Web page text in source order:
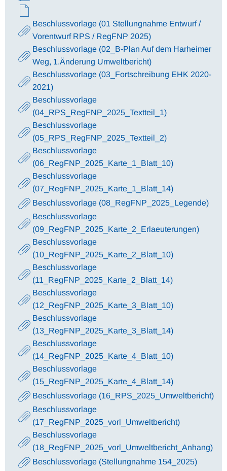
Beschlussvorlage (01 Stellungnahme Entwurf /
Vorentwurf RPS / RegFNP 2025)
Beschlussvorlage (02_B-Plan Auf dem Harheimer
Weg, 1.Änderung Umweltbericht)
Beschlussvorlage (03_Fortschreibung EHK 2020-
2021)
Beschlussvorlage
(04_RPS_RegFNP_2025_Textteil_1)
Beschlussvorlage
(05_RPS_RegFNP_2025_Textteil_2)
Beschlussvorlage
(06_RegFNP_2025_Karte_1_Blatt_10)
Beschlussvorlage
(07_RegFNP_2025_Karte_1_Blatt_14)
Beschlussvorlage (08_RegFNP_2025_Legende)
Beschlussvorlage
(09_RegFNP_2025_Karte_2_Erlaeuterungen)
Beschlussvorlage
(10_RegFNP_2025_Karte_2_Blatt_10)
Beschlussvorlage
(11_RegFNP_2025_Karte_2_Blatt_14)
Beschlussvorlage
(12_RegFNP_2025_Karte_3_Blatt_10)
Beschlussvorlage
(13_RegFNP_2025_Karte_3_Blatt_14)
Beschlussvorlage
(14_RegFNP_2025_Karte_4_Blatt_10)
Beschlussvorlage
(15_RegFNP_2025_Karte_4_Blatt_14)
Beschlussvorlage (16_RPS_2025_Umweltbericht)
Beschlussvorlage
(17_RegFNP_2025_vorl_Umweltbericht)
Beschlussvorlage
(18_RegFNP_2025_vorl_Umweltbericht_Anhang)
Beschlussvorlage (Stellungnahme 154_2025)